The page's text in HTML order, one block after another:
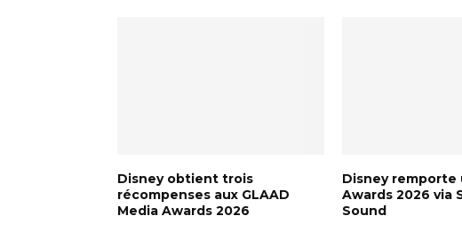
Disney obtient trois
récompenses aux GLAAD
Media Awards 2026
Disney remporte
Awards 2026 via
Sound